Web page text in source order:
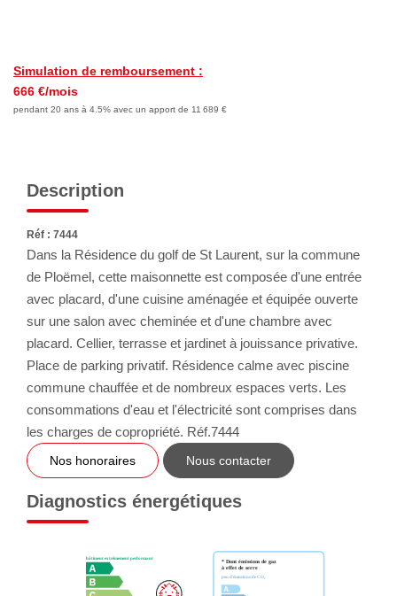
MON COMPTE
Simulation de remboursement :
666 €/mois
pendant 20 ans à 4.5% avec un apport de 11 689 €
Description
Réf : 7444
Dans la Résidence du golf de St Laurent, sur la commune
de Ploëmel, cette maisonnette est composée d'une entrée
avec placard, d'une cuisine aménagée et équipée ouverte
sur une salon avec cheminée et d'une chambre avec
placard. Cellier, terrasse et jardinet à jouissance privative.
Place de parking privatif. Résidence calme avec piscine
commune chauffée et de nombreux espaces verts. Les
consommations d'eau et l'électricité sont comprises dans
les charges de copropriété. Réf.7444
Nos honoraires Nous contacter
Diagnostics énergétiques